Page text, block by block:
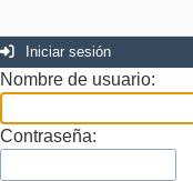
Iniciar sesión
Nombre de usuario:
Contraseña: